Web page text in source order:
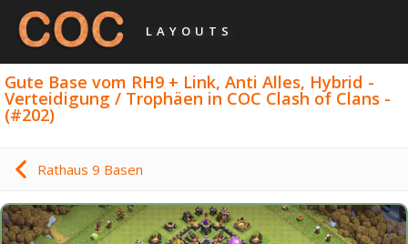
LAYOUTS
Gute Base vom RH9 + Link, Anti Alles, Hybrid -
Verteidigung / Trophäen in COC Clash of Clans -
(#202)
Rathaus 9 Basen